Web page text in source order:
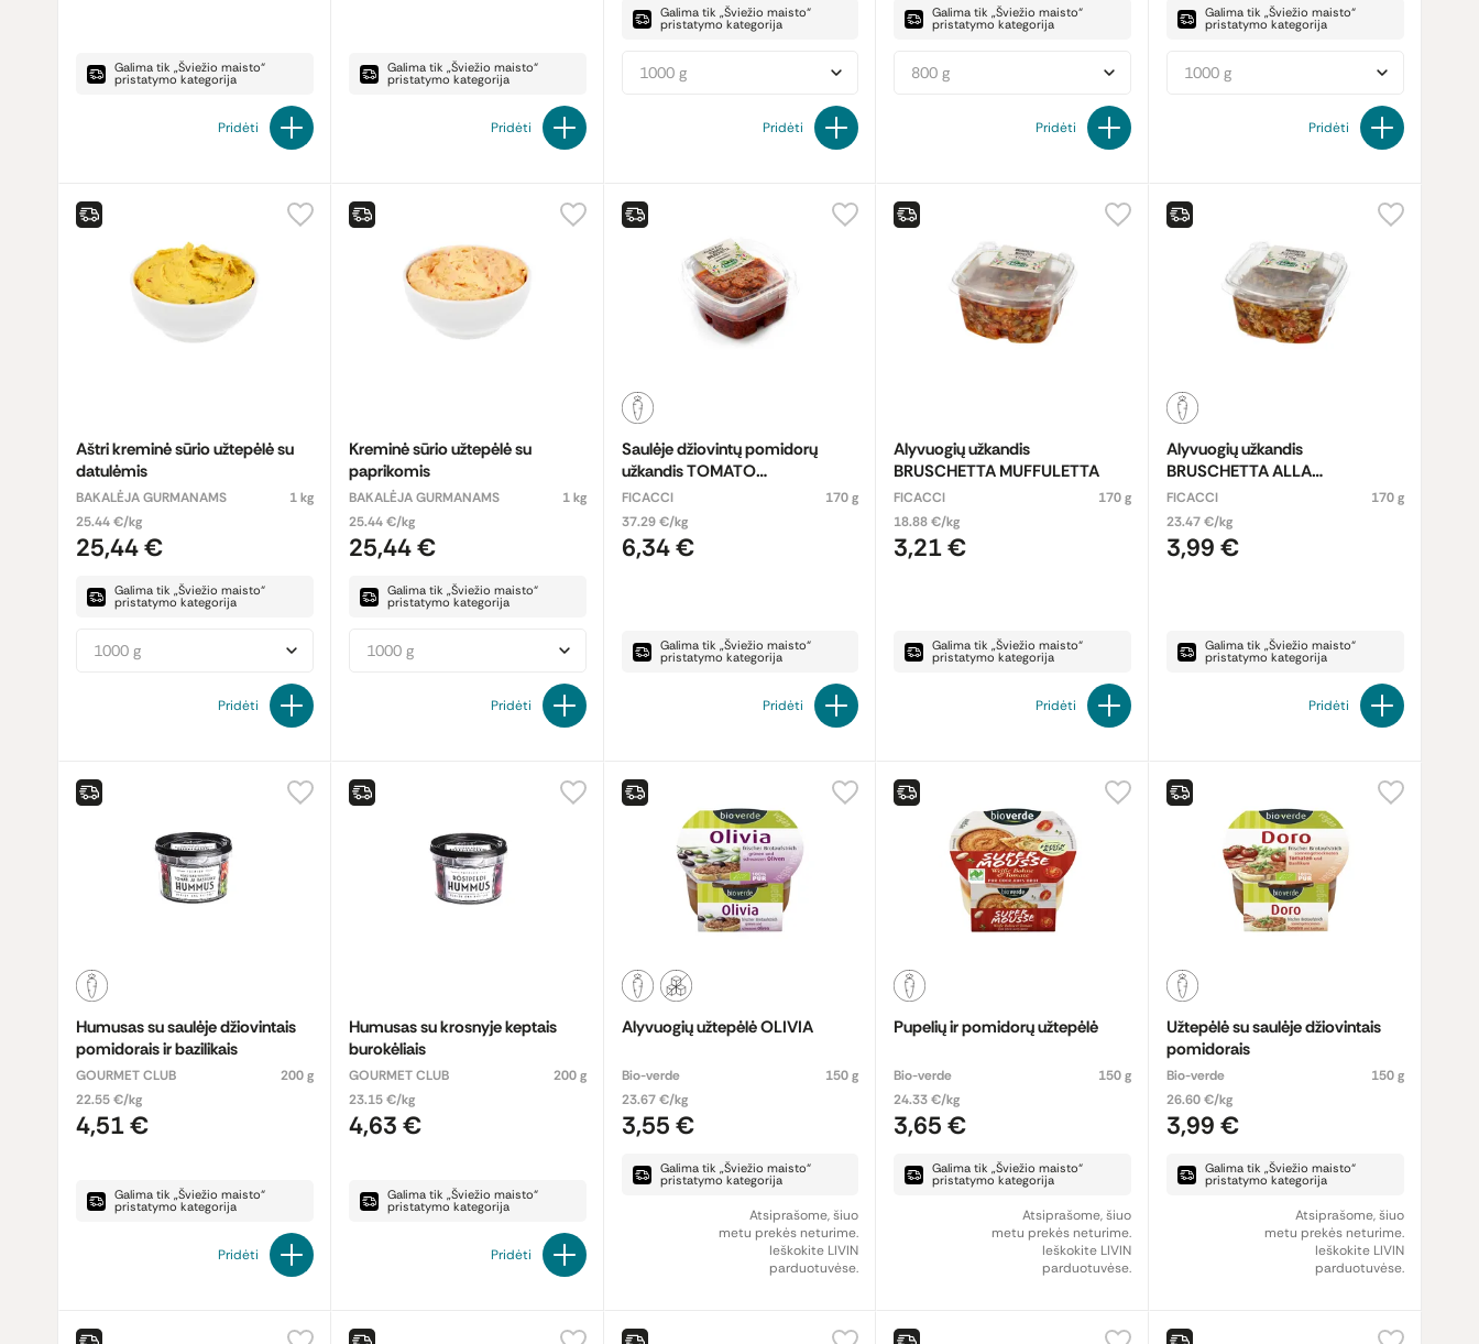
Galima tik „Šviežio maisto“
pristatymo kategorija
Pridėti
Galima tik „Šviežio maisto“
pristatymo kategorija
Pridėti
Galima tik „Šviežio maisto“
pristatymo kategorija
1000 g
Pridėti
Galima tik „Šviežio maisto“
pristatymo kategorija
800 g
Pridėti
Galima tik „Šviežio maisto“
pristatymo kategorija
1000 g
Pridėti
Aštri kreminė sūrio užtepėlė su
datulėmis
BAKALĖJA GURMANAMS
1 kg
25.44 €/kg
25,44 €
Galima tik „Šviežio maisto“
pristatymo kategorija
1000 g
Pridėti
Kreminė sūrio užtepėlė su
paprikomis
BAKALĖJA GURMANAMS
1 kg
25.44 €/kg
25,44 €
Galima tik „Šviežio maisto“
pristatymo kategorija
1000 g
Pridėti
Saulėje džiovintų pomidorų
užkandis TOMATO
BRUSCHETTA
FICACCI
170 g
37.29 €/kg
6,34 €
Galima tik „Šviežio maisto“
pristatymo kategorija
Pridėti
Alyvuogių užkandis
BRUSCHETTA MUFFULETTA
FICACCI
170 g
18.88 €/kg
3,21 €
Galima tik „Šviežio maisto“
pristatymo kategorija
Pridėti
Alyvuogių užkandis
BRUSCHETTA ALLA
PUTTANESCA
FICACCI
170 g
23.47 €/kg
3,99 €
Galima tik „Šviežio maisto“
pristatymo kategorija
Pridėti
Humusas su saulėje džiovintais
pomidorais ir bazilikais
GOURMET CLUB
200 g
22.55 €/kg
4,51 €
Galima tik „Šviežio maisto“
pristatymo kategorija
Pridėti
Humusas su krosnyje keptais
burokėliais
GOURMET CLUB
200 g
23.15 €/kg
4,63 €
Galima tik „Šviežio maisto“
pristatymo kategorija
Pridėti
Alyvuogių užtepėlė OLIVIA
Bio-verde
150 g
23.67 €/kg
3,55 €
Galima tik „Šviežio maisto“
pristatymo kategorija
Atsiprašome, šiuo
metu prekės neturime.
Ieškokite LIVIN
parduotuvėse.
Pupelių ir pomidorų užtepėlė
Bio-verde
150 g
24.33 €/kg
3,65 €
Galima tik „Šviežio maisto“
pristatymo kategorija
Atsiprašome, šiuo
metu prekės neturime.
Ieškokite LIVIN
parduotuvėse.
Užtepėlė su saulėje džiovintais
pomidorais
Bio-verde
150 g
26.60 €/kg
3,99 €
Galima tik „Šviežio maisto“
pristatymo kategorija
Atsiprašome, šiuo
metu prekės neturime.
Ieškokite LIVIN
parduotuvėse.